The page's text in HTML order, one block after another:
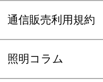
通信販売利用規約
照明コラム